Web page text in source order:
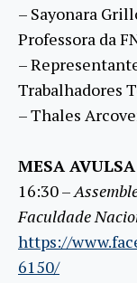
– Sayonara
Professora da
–
Trabalhadores
– Thales
MESA AVULSA
16:30 –
Faculdade
https://
6150/